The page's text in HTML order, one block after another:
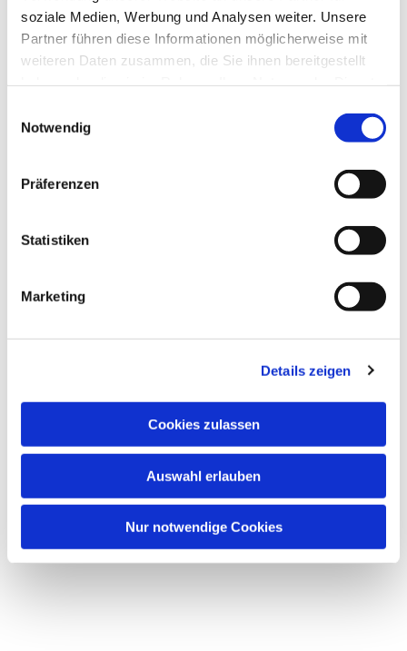
soziale Medien, Werbung und Analysen weiter. Unsere
Partner führen diese Informationen möglicherweise mit
weiteren Daten zusammen, die Sie ihnen bereitgestellt
Notwendig
Präferenzen
Statistiken
Marketing
Details zeigen
Cookies zulassen
Auswahl erlauben
Nur notwendige Cookies
Dies könnte Sie auch interessieren